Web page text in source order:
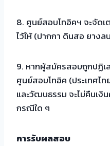
8. ศูนย์สอบโทอิคฯ จะจัด
ไว้ให้ (ปากกา ดินสอ ยางล
9. หากผู้สมัครสอบถูกปฏิเ
ศูนย์สอบโทอิค (ประเทศไ
และวัฒนธรรม จะไม่คืนเงิ
กรณีใด ๆ
การรับผลสอบ